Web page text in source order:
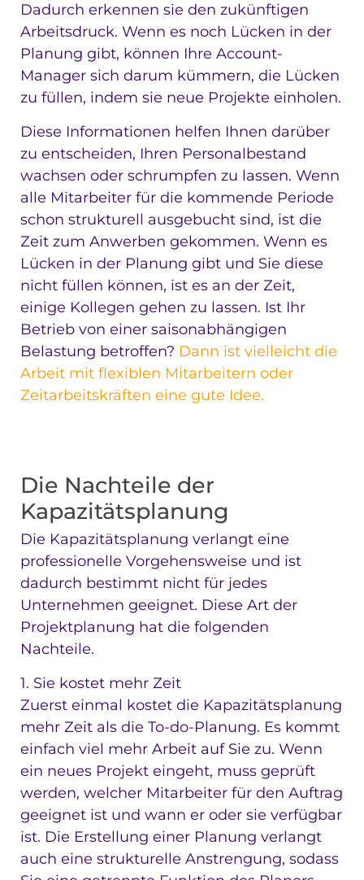
Dadurch erkennen sie den zukünftigen
Arbeitsdruck. Wenn es noch Lücken in der
Planung gibt, können Ihre Account-
Manager sich darum kümmern, die Lücken
zu füllen, indem sie neue Projekte einholen.
Diese Informationen helfen Ihnen darüber
zu entscheiden, Ihren Personalbestand
wachsen oder schrumpfen zu lassen. Wenn
alle Mitarbeiter für die kommende Periode
schon strukturell ausgebucht sind, ist die
Zeit zum Anwerben gekommen. Wenn es
Lücken in der Planung gibt und Sie diese
nicht füllen können, ist es an der Zeit,
einige Kollegen gehen zu lassen. Ist Ihr
Betrieb von einer saisonabhängigen
Belastung betroffen? Dann ist vielleicht die
Arbeit mit flexiblen Mitarbeitern oder
Zeitarbeitskräften eine gute Idee.
Die Nachteile der
Kapazitätsplanung
Die Kapazitätsplanung verlangt eine
professionelle Vorgehensweise und ist
dadurch bestimmt nicht für jedes
Unternehmen geeignet. Diese Art der
Projektplanung hat die folgenden
Nachteile.
1. Sie kostet mehr Zeit
Zuerst einmal kostet die Kapazitätsplanung
mehr Zeit als die To-do-Planung. Es kommt
einfach viel mehr Arbeit auf Sie zu. Wenn
ein neues Projekt eingeht, muss geprüft
werden, welcher Mitarbeiter für den Auftrag
geeignet ist und wann er oder sie verfügbar
ist. Die Erstellung einer Planung verlangt
auch eine strukturelle Anstrengung, sodass